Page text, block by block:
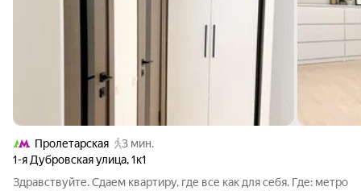
Пролетарская
3 мин.
1-я Дубровская улица,1к1
Здравствуйте. Сдаем квартиру, где все как для себя. Где: метро